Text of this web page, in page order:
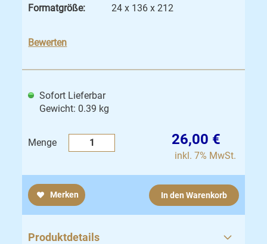
Formatgröße:
24 x 136 x 212
Bewerten
Menge 26,00 €
inkl. 7% MwSt.
Sofort Lieferbar
Gewicht: 0.39 kg
Merken In den Warenkorb
Produktdetails